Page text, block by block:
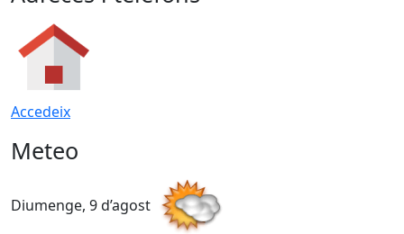
Accedeix
Meteo
Diumenge, 9 d’agost